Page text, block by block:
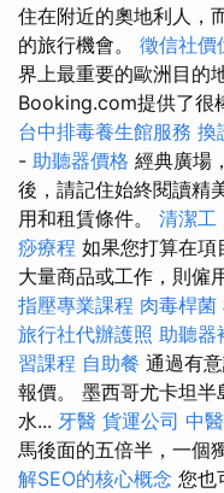
住在附近的奧地利人，
的旅行機會。 徵信社價
界上最重要的歐洲目的
Booking.com提供了很
台中排毒養生館服務 換
- 助聽器價格 經典廣場
後，請記住始終閱讀精
用和租賃條件。 清潔工
痧療程 如果您打算在項
大量商品或工作，則僱
指壓專業課程 肉毒桿菌
旅行社代辦護照 助聽器
習課程 自助餐 通過有
報價。 墨西哥尤卡坦
水... 牙醫 貨運公司 中
馬後面的五倍半，一個
解SEO的核心概念 您也